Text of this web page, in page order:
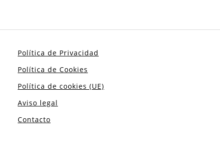
Política de Privacidad
Política de Cookies
Política de cookies (UE)
Aviso legal
Contacto